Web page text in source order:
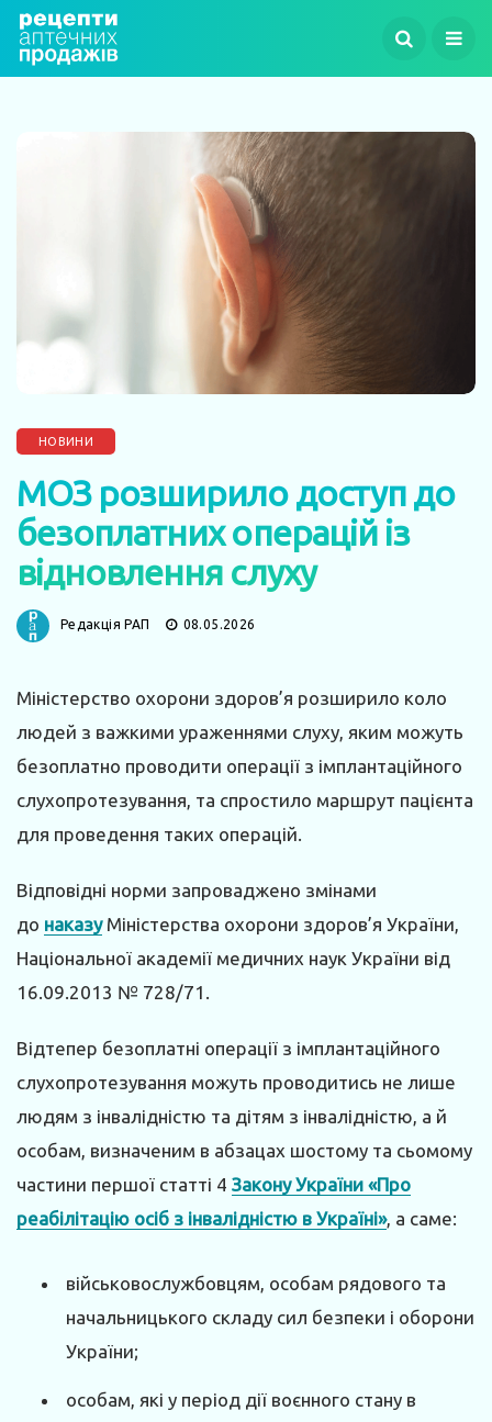
НОВИНИ
МОЗ розширило доступ до
безоплатних операцій із
відновлення слуху
Редакція РАП 08.05.2026
Міністерство охорони здоров’я розширило коло
людей з важкими ураженнями слуху, яким можуть
безоплатно проводити операції з імплантаційного
слухопротезування, та спростило маршрут пацієнта
для проведення таких операцій.
Відповідні норми запроваджено змінами
до наказу Міністерства охорони здоров’я України,
Національної академії медичних наук України від
16.09.2013 № 728/71.
Відтепер безоплатні операції з імплантаційного
слухопротезування можуть проводитись не лише
людям з інвалідністю та дітям з інвалідністю, а й
особам, визначеним в абзацах шостому та сьомому
частини першої статті 4 Закону України «Про
реабілітацію осіб з інвалідністю в Україні», а саме:
військовослужбовцям, особам рядового та
начальницького складу сил безпеки і оборони
України;
особам, які у період дії воєнного стану в